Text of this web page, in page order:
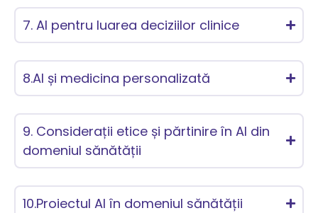
7. AI pentru luarea deciziilor clinice
8.AI și medicina personalizată
9. Considerații etice și părtinire în AI din
domeniul sănătății
10.Proiectul AI în domeniul sănătății